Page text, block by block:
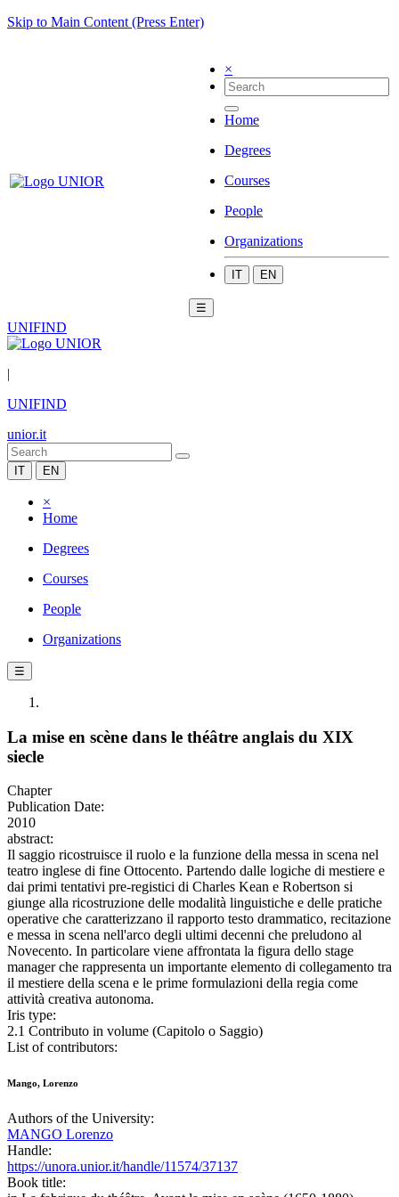
Skip to Main Content (Press Enter)
×
Home
Degrees
Courses
People
Organizations
IT EN
☰
UNIFIND
|
UNIFIND
unior.it
IT EN
×
Home
Degrees
Courses
People
Organizations
☰
La mise en scène dans le théâtre anglais du XIX
siecle
Chapter
Publication Date:
2010
abstract:
Il saggio ricostruisce il ruolo e la funzione della messa in scena nel
teatro inglese di fine Ottocento. Partendo dalle logiche di mestiere e
dai primi tentativi pre-registici di Charles Kean e Robertson si
giunge alla ricostruzione delle modalità linguistiche e delle pratiche
operative che caratterizzano il rapporto testo drammatico, recitazione
e messa in scena nell'arco degli ultimi decenni che preludono al
Novecento. In particolare viene affrontata la figura dello stage
manager che rappresenta un importante elemento di collegamento tra
il mestiere della scena e le prime formulazioni della regia come
attività creativa autonoma.
Iris type:
2.1 Contributo in volume (Capitolo o Saggio)
List of contributors:
Mango, Lorenzo
Authors of the University:
MANGO Lorenzo
Handle:
https://unora.unior.it/handle/11574/37137
Book title: